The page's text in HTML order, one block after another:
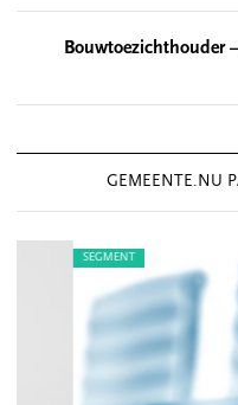
Bouwtoezichthouder
GEMEENTE.NU